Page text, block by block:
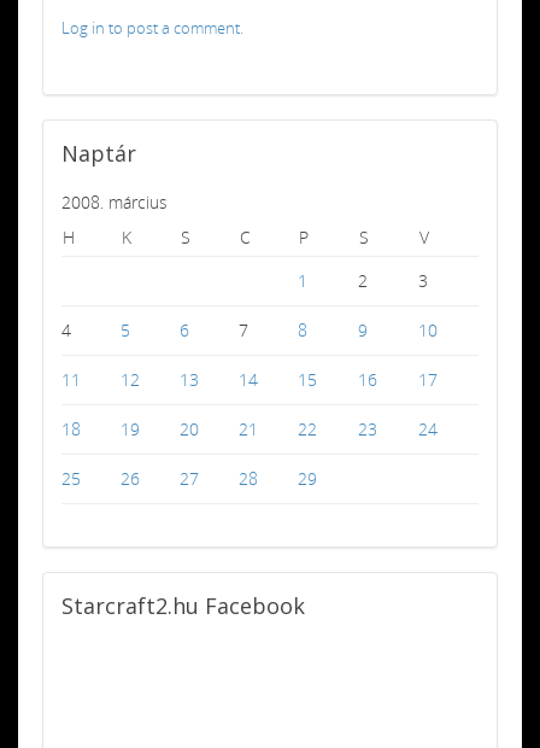
Log in to post a comment.
Naptár
2008. március
H
K S C P S
V
1
2 3
4 5 6 7 8 9 10
11 12 13 14 15 16 17
18 19 20 21 22 23 24
25 26 27 28 29
Starcraft2.hu Facebook